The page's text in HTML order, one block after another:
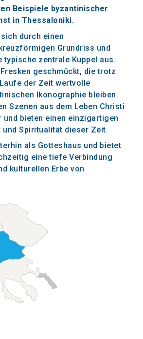
Beispiele byzantinischer
in Thessaloniki.
durch einen
Grundriss und
typische zentrale Kuppel aus.
geschmückt, die trotz
der Zeit wertvolle
Ikonographie bleiben.
Szenen aus dem Leben Christi
und bieten einen einzigartigen
und Spiritualität dieser Zeit.
als Gotteshaus und bietet
eine tiefe Verbindung
kulturellen Erbe von